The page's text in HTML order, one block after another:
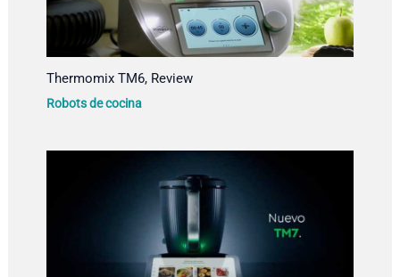
Thermomix TM6, Review
Robots de cocina